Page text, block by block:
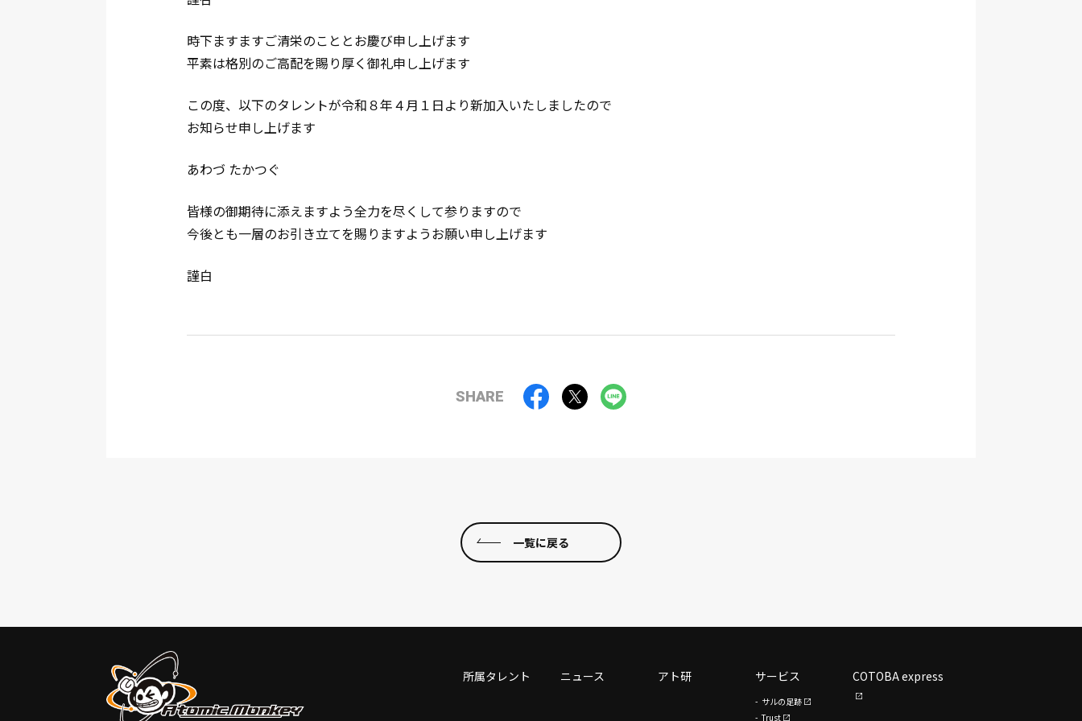
時下ますますご清栄のこととお慶び申し上げます
平素は格別のご高配を賜り厚く御礼申し上げます
この度、以下のタレントが令和８年４月１日より新加入いたしましたので
お知らせ申し上げます
あわづ たかつぐ
皆様の御期待に添えますよう全力を尽くして参りますので
今後とも一層のお引き立てを賜りますようお願い申し上げます
謹白
SHARE
一覧に戻る
所属タレント ニュース アト研 サービス
サルの足跡
Trust
COTOBA express